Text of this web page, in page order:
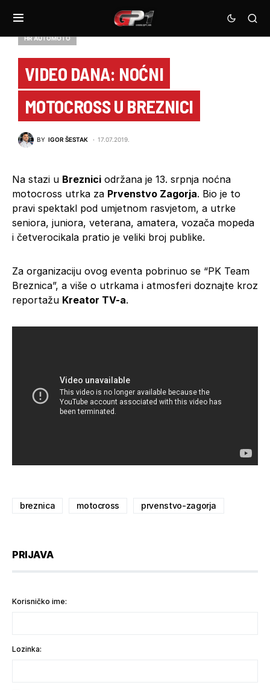
HR AUTOMOTO
VIDEO DANA: NOĆNI
MOTOCROSS U BREZNICI
BY IGOR ŠESTAK 17.07.2019.
Na stazi u Breznici održana je 13. srpnja noćna
motocross utrka za Prvenstvo Zagorja. Bio je to
pravi spektakl pod umjetnom rasvjetom, a utrke
seniora, juniora, veterana, amatera, vozača mopeda
i četverocikala pratio je veliki broj publike.
Za organizaciju ovog eventa pobrinuo se “PK Team
Breznica”, a više o utrkama i atmosferi doznajte kroz
reportažu Kreator TV-a.
breznica motocross prvenstvo-zagorja
PRIJAVA
Korisničko ime:
Lozinka: